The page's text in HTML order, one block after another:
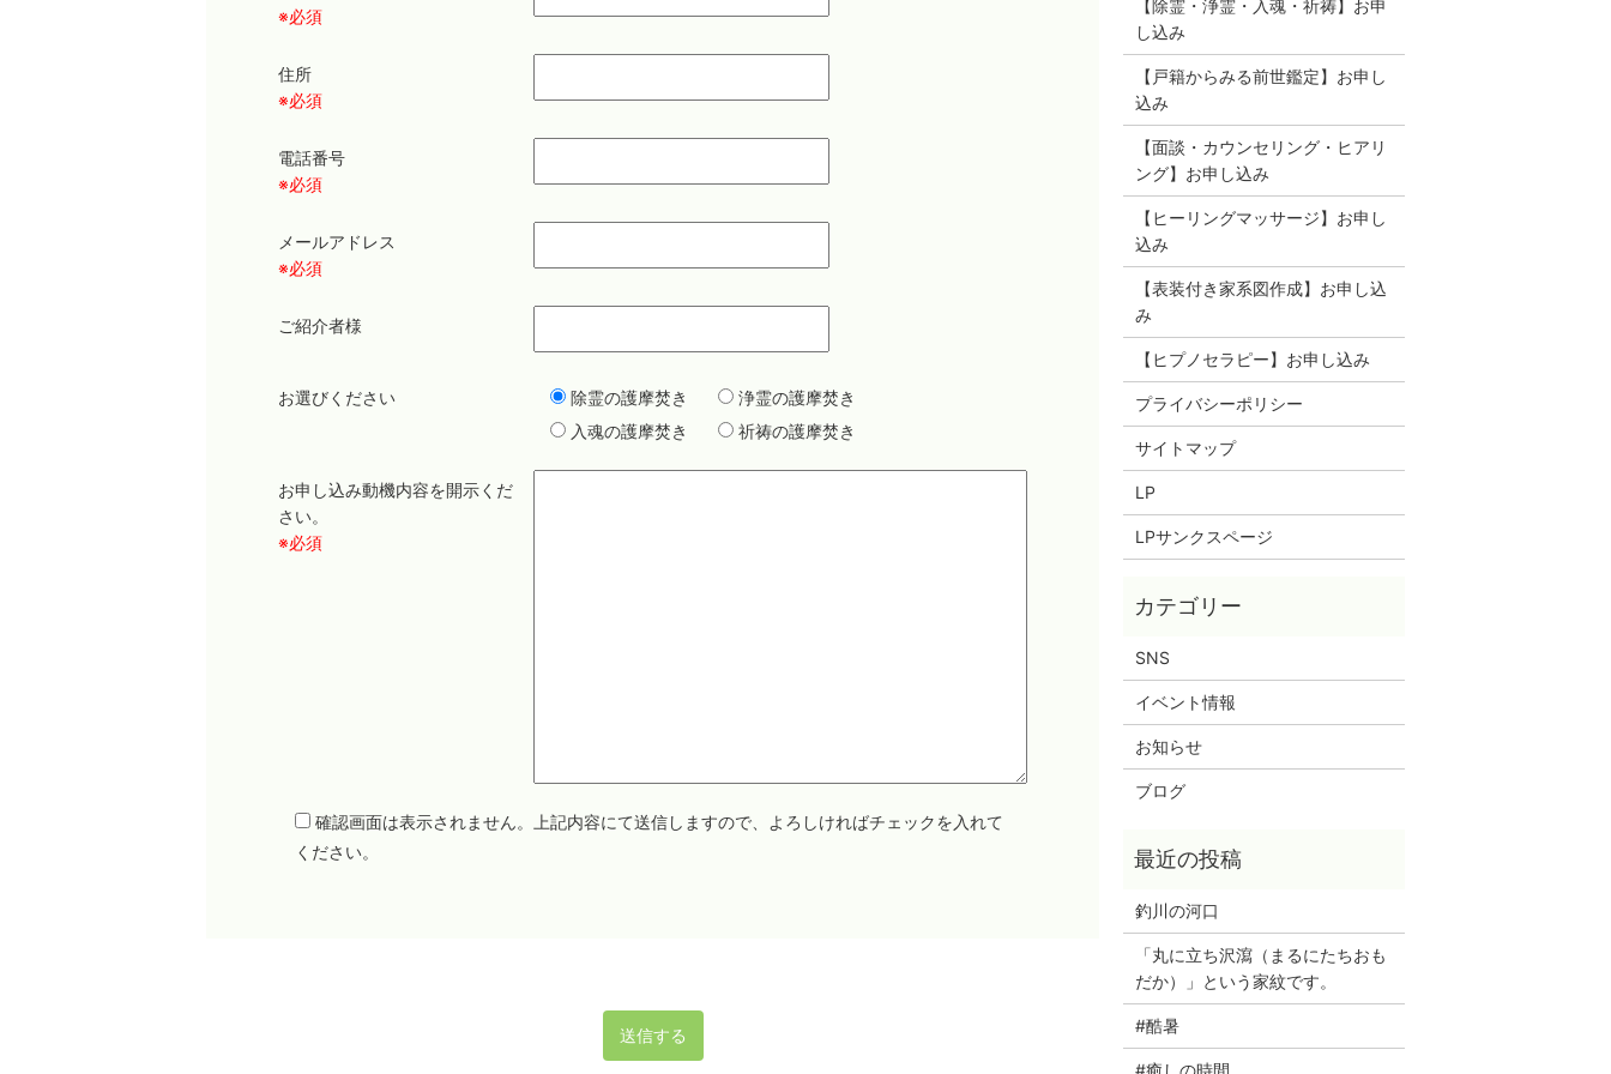
※必須
住所
※必須
電話番号
※必須
メールアドレス
※必須
ご紹介者様
お選びください 除霊の護摩焚き
浄霊の護摩焚き
入魂の護摩焚き
祈祷の護摩焚き
お申し込み動機内容を開示くだ
さい。
※必須
確認画面は表示されません。上記内容にて送信しますので、よろしければチェックを入れて
ください。
【除霊・浄霊・入魂・祈祷】お申
し込み
【戸籍からみる前世鑑定】お申し
込み
【面談・カウンセリング・ヒアリ
ング】お申し込み
【ヒーリングマッサージ】お申し
込み
【表装付き家系図作成】お申し込
み
【ヒプノセラピー】お申し込み
プライバシーポリシー
サイトマップ
LP
LPサンクスページ
SNS
イベント情報
お知らせ
ブログ
釣川の河口
「丸に立ち沢瀉（まるにたちおも
だか）」という家紋です。
#酷暑
#癒しの時間